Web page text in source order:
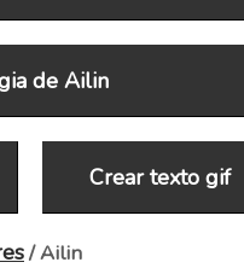
de Ailin
Crear texto gif
/ Ailin